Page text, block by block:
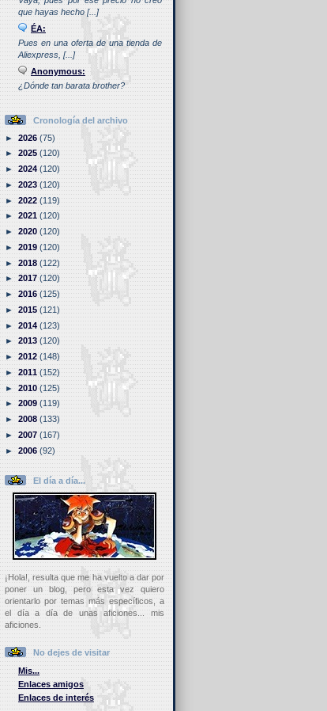
que hayas hecho [...]
ÉA:
Pues en una oferta de una tienda de
Aliexpress, [...]
Anonymous:
¿Dónde tan barata brother?
Cronología del archivo
►2026(75)
►2025(120)
►2024(120)
►2023(120)
►2022(119)
►2021(120)
►2020(120)
►2019(120)
►2018(122)
►2017(120)
►2016(125)
►2015(121)
►2014(123)
►2013(120)
►2012(148)
►2011(152)
►2010(125)
►2009(119)
►2008(133)
►2007(167)
►2006(92)
El día a día...
¡Hola!, resulta que me ha vuelto a dar por
poner un blog, pero esta vez quiero
orientarlo por temas más específicos, a
el día a día de unas aficiones... mis
aficiones.
No dejes de visitar
Mis...
Enlaces amigos
Enlaces de interés